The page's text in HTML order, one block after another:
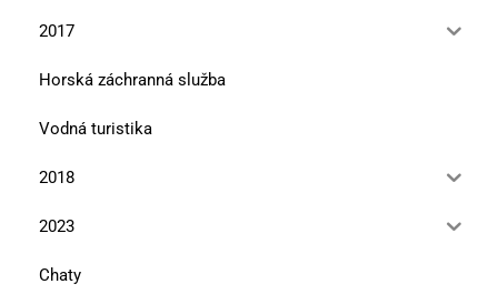
2017
Horská záchranná služba
Vodná turistika
2018
2023
Chaty